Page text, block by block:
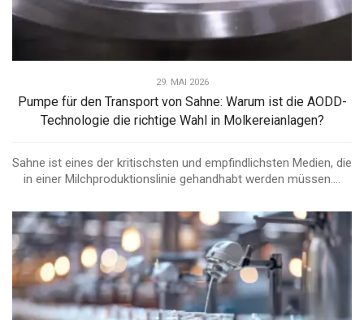
29. MAI 2026
Pumpe für den Transport von Sahne: Warum ist die AODD-
Technologie die richtige Wahl in Molkereianlagen?
Sahne ist eines der kritischsten und empfindlichsten Medien, die
in einer Milchproduktionslinie gehandhabt werden müssen....